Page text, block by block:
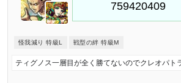
怪我減り 特級L 戦型の絆 特級M
ティグノス一層目が全く勝てないのでクレオパト